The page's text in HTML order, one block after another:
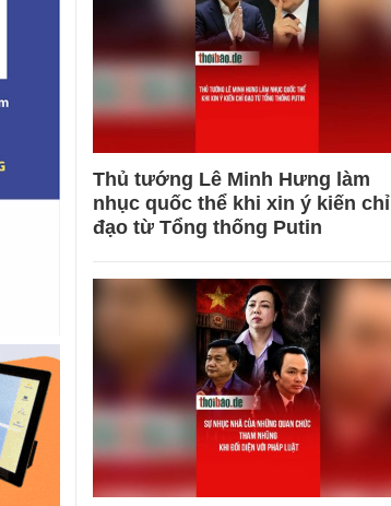
Thủ tướng Lê Minh Hưng làm
nhục quốc thể khi xin ý kiến chỉ
đạo từ Tổng thống Putin